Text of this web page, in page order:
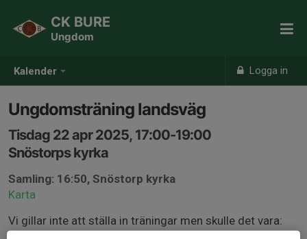
Kalender Logga in
CK BURE
Ungdom
Ungdomsträning landsväg
Tisdag 22 apr 2025, 17:00-19:00
Snöstorps kyrka
Samling: 16:50, Snöstorp kyrka
Karta
Vi gillar inte att ställa in träningar men skulle det vara: